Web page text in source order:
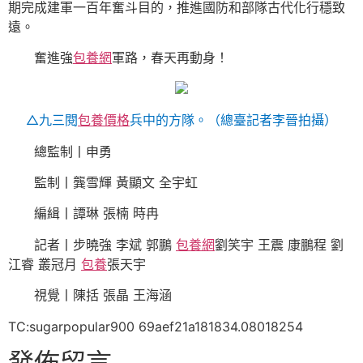
期完成建軍一百年奮斗目的，推進國防和部隊古代化行穩致
遠。
奮進強包養網軍路，春天再動身！
△九三閱包養價格兵中的方隊。（總臺記者李晉拍攝）
總監制丨申勇
監制丨龔雪輝 黃顯文 全宇虹
編緝丨譚琳 張楠 時冉
記者丨步曉強 李斌 郭鵬 包養網劉笑宇 王震 康鵬程 劉
江睿 叢冠月 包養張天宇
視覺丨陳括 張晶 王海涵
TC:sugarpopular900 69aef21a181834.08018254